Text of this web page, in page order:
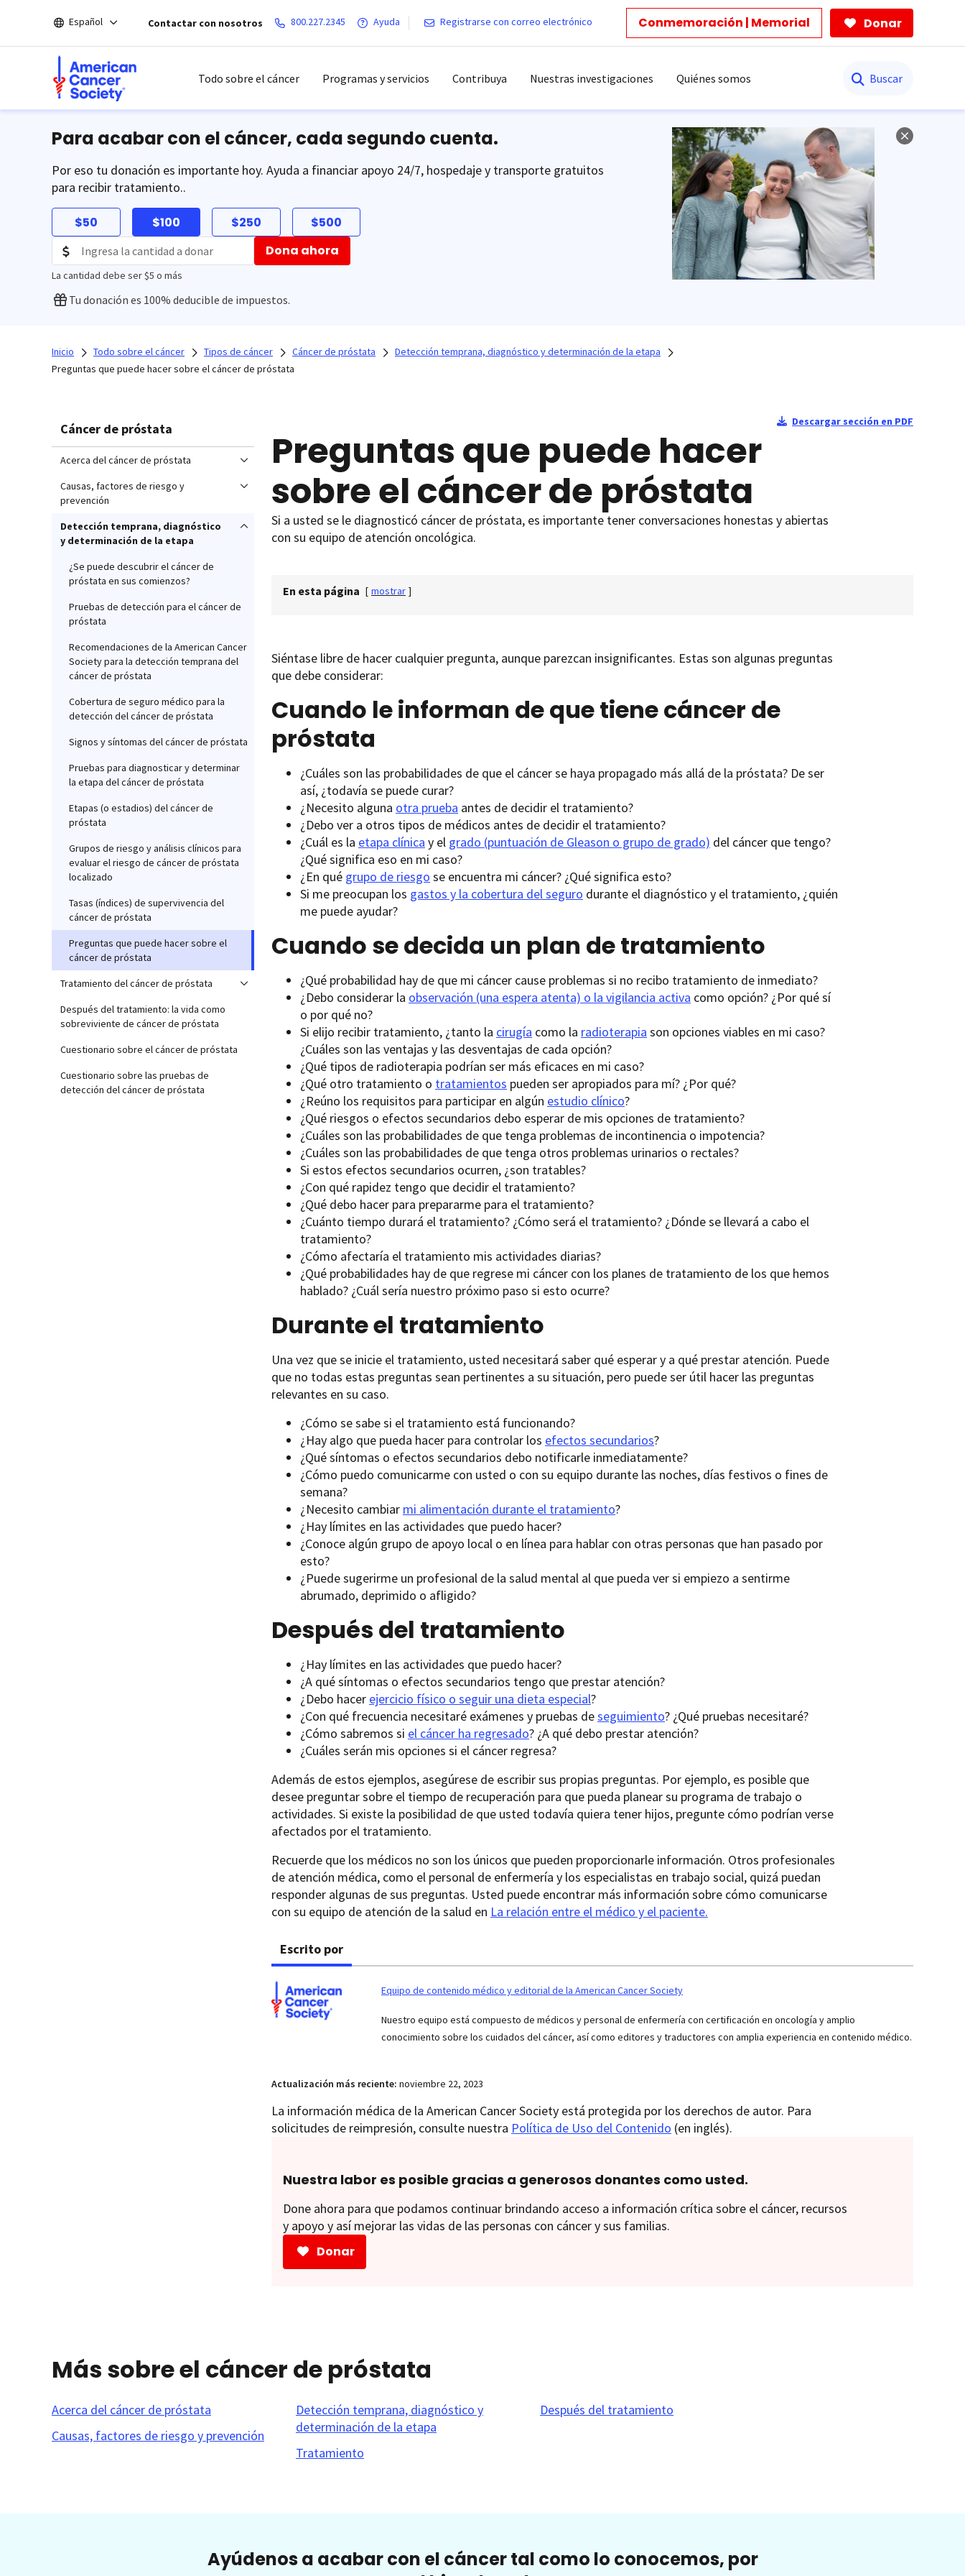
el
Español Contactar con nosotros 800.227.2345 Ayuda Registrarse con correo electrónico Conmemoración | Memorial Donar
Todo sobre el cáncer Programas y servicios Contribuya Nuestras investigaciones Quiénes somos
Para acabar con el cáncer, cada segundo cuenta.
Por eso tu donación es importante hoy. Ayuda a financiar apoyo 24/7, hospedaje y transporte gratuitos
para recibir tratamiento..
$50 $100 $250 $500
La cantidad debe ser $5 o más
Dona ahora
Tu donación es 100% deducible de impuestos.
Inicio Todo sobre el cáncer Tipos de cáncer Cáncer de próstata
Detección temprana, diagnóstico y determinación de la etapa
Preguntas que puede hacer sobre el cáncer de próstata
Cáncer de próstata
Acerca del cáncer de próstata
Causas, factores de riesgo y
prevención
Detección temprana, diagnóstico
y determinación de la etapa
¿Se puede descubrir el cáncer de
próstata en sus comienzos?
Pruebas de detección para el cáncer de
próstata
Recomendaciones de la American Cancer
Society para la detección temprana del
cáncer de próstata
Cobertura de seguro médico para la
detección del cáncer de próstata
Signos y síntomas del cáncer de próstata
Pruebas para diagnosticar y determinar
la etapa del cáncer de próstata
Etapas (o estadios) del cáncer de
próstata
Grupos de riesgo y análisis clínicos para
evaluar el riesgo de cáncer de próstata
localizado
Tasas (índices) de supervivencia del
cáncer de próstata
Preguntas que puede hacer sobre el
cáncer de próstata
Tratamiento del cáncer de próstata
Después del tratamiento: la vida como
sobreviviente de cáncer de próstata
Cuestionario sobre el cáncer de próstata
Cuestionario sobre las pruebas de
detección del cáncer de próstata
Descargar sección en PDF
Preguntas que puede hacer
sobre el cáncer de próstata
Si a usted se le diagnosticó cáncer de próstata, es importante tener conversaciones honestas y abiertas
con su equipo de atención oncológica.
En esta página [ mostrar ]
Siéntase libre de hacer cualquier pregunta, aunque parezcan insignificantes. Estas son algunas preguntas
que debe considerar:
Cuando le informan de que tiene cáncer de
próstata
¿Cuáles son las probabilidades de que el cáncer se haya propagado más allá de la próstata? De ser
así, ¿todavía se puede curar?
¿Necesito alguna otra prueba antes de decidir el tratamiento?
¿Debo ver a otros tipos de médicos antes de decidir el tratamiento?
¿Cuál es la etapa clínica y el grado (puntuación de Gleason o grupo de grado) del cáncer que tengo?
¿Qué significa eso en mi caso?
¿En qué grupo de riesgo se encuentra mi cáncer? ¿Qué significa esto?
Si me preocupan los gastos y la cobertura del seguro durante el diagnóstico y el tratamiento, ¿quién
me puede ayudar?
Cuando se decida un plan de tratamiento
¿Qué probabilidad hay de que mi cáncer cause problemas si no recibo tratamiento de inmediato?
¿Debo considerar la observación (una espera atenta) o la vigilancia activa como opción? ¿Por qué sí
o por qué no?
Si elijo recibir tratamiento, ¿tanto la cirugía como la radioterapia son opciones viables en mi caso?
¿Cuáles son las ventajas y las desventajas de cada opción?
¿Qué tipos de radioterapia podrían ser más eficaces en mi caso?
¿Qué otro tratamiento o tratamientos pueden ser apropiados para mí? ¿Por qué?
¿Reúno los requisitos para participar en algún estudio clínico?
¿Qué riesgos o efectos secundarios debo esperar de mis opciones de tratamiento?
¿Cuáles son las probabilidades de que tenga problemas de incontinencia o impotencia?
¿Cuáles son las probabilidades de que tenga otros problemas urinarios o rectales?
Si estos efectos secundarios ocurren, ¿son tratables?
¿Con qué rapidez tengo que decidir el tratamiento?
¿Qué debo hacer para prepararme para el tratamiento?
¿Cuánto tiempo durará el tratamiento? ¿Cómo será el tratamiento? ¿Dónde se llevará a cabo el
tratamiento?
¿Cómo afectaría el tratamiento mis actividades diarias?
¿Qué probabilidades hay de que regrese mi cáncer con los planes de tratamiento de los que hemos
hablado? ¿Cuál sería nuestro próximo paso si esto ocurre?
Durante el tratamiento
Una vez que se inicie el tratamiento, usted necesitará saber qué esperar y a qué prestar atención. Puede
que no todas estas preguntas sean pertinentes a su situación, pero puede ser útil hacer las preguntas
relevantes en su caso.
¿Cómo se sabe si el tratamiento está funcionando?
¿Hay algo que pueda hacer para controlar los efectos secundarios?
¿Qué síntomas o efectos secundarios debo notificarle inmediatamente?
¿Cómo puedo comunicarme con usted o con su equipo durante las noches, días festivos o fines de
semana?
¿Necesito cambiar mi alimentación durante el tratamiento?
¿Hay límites en las actividades que puedo hacer?
¿Conoce algún grupo de apoyo local o en línea para hablar con otras personas que han pasado por
esto?
¿Puede sugerirme un profesional de la salud mental al que pueda ver si empiezo a sentirme
abrumado, deprimido o afligido?
Después del tratamiento
¿Hay límites en las actividades que puedo hacer?
¿A qué síntomas o efectos secundarios tengo que prestar atención?
¿Debo hacer ejercicio físico o seguir una dieta especial?
¿Con qué frecuencia necesitaré exámenes y pruebas deseguimiento? ¿Qué pruebas necesitaré?
¿Cómo sabremos si el cáncer ha regresado? ¿A qué debo prestar atención?
¿Cuáles serán mis opciones si el cáncer regresa?
Además de estos ejemplos, asegúrese de escribir sus propias preguntas. Por ejemplo, es posible que
desee preguntar sobre el tiempo de recuperación para que pueda planear su programa de trabajo o
actividades. Si existe la posibilidad de que usted todavía quiera tener hijos, pregunte cómo podrían verse
afectados por el tratamiento.
Recuerde que los médicos no son los únicos que pueden proporcionarle información. Otros profesionales
de atención médica, como el personal de enfermería y los especialistas en trabajo social, quizá puedan
responder algunas de sus preguntas. Usted puede encontrar más información sobre cómo comunicarse
con su equipo de atención de la salud en La relación entre el médico y el paciente.
Escrito por
Equipo de contenido médico y editorial de la American Cancer Society
Nuestro equipo está compuesto de médicos y personal de enfermería con certificación en oncología y amplio
conocimiento sobre los cuidados del cáncer, así como editores y traductores con amplia experiencia en contenido médico.
Actualización más reciente: noviembre 22, 2023
La información médica de la American Cancer Society está protegida por los derechos de autor. Para
solicitudes de reimpresión, consulte nuestra Política de Uso del Contenido (en inglés).
Nuestra labor es posible gracias a generosos donantes como usted.
Done ahora para que podamos continuar brindando acceso a información crítica sobre el cáncer, recursos
y apoyo y así mejorar las vidas de las personas con cáncer y sus familias.
Donar
Más sobre el cáncer de próstata
Acerca del cáncer de próstata
Causas, factores de riesgo y prevención
Detección temprana, diagnóstico y
determinación de la etapa
Tratamiento
Después del tratamiento
Ayúdenos a acabar con el cáncer tal como lo conocemos, por